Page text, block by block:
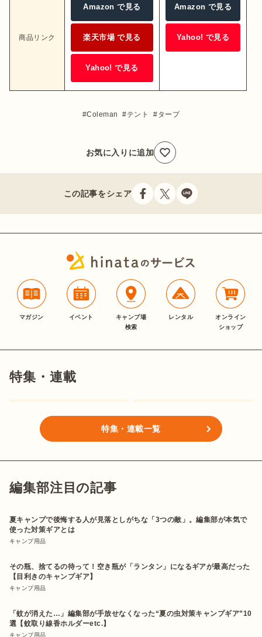
商品リンク
Amazon で見る
楽天市場 で見る
Yahoo! で見る
Amazon で見る
Yahoo! で見る
Coleman テント タープ
お気に入りに追加
この記事をシェア
マガジン イベント
キャンプ場
検索
レンタル
オンライン
ショップ
特集・連載
特集・連載一覧
編集部注目の記事
夏キャンプで後悔する人が見落としがちな「3つの敵」。編集部が本気で
使った対策ギアとは
キャンプ用品
その瓶、捨てるの待って！空き瓶が「ランタン」になるギアが最高だった
【目利きのキャンプギア】
キャンプ用品
「蚊が消えた…」編集部が手放せなくなった“夏の虫対策キャンプギア”10
選【蚊取り線香ホルダーetc.】
キャンプ用品